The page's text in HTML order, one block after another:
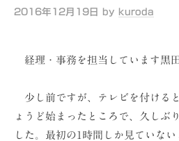
ケ
ョ
（
株
2016年12月19日 by kuroda
経理・事務を担当しています黒田
少し前ですが、テレビを付ける
ょうど始まったところで、久しぶ
した。最初の1時間しか見ていな
）